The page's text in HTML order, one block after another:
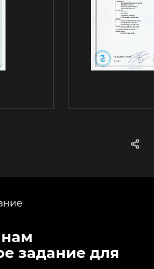
задание для